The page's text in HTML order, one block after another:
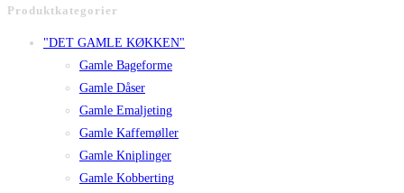
Produktkategorier
"DET GAMLE KØKKEN"
Gamle Bageforme
Gamle Dåser
Gamle Emaljeting
Gamle Kaffemøller
Gamle Kniplinger
Gamle Kobberting